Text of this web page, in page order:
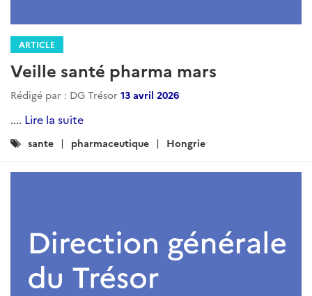
ARTICLE
Veille santé pharma mars
Rédigé par : DG Trésor 13 avril 2026
.... Lire la suite
Catégories
sante pharmaceutique Hongrie